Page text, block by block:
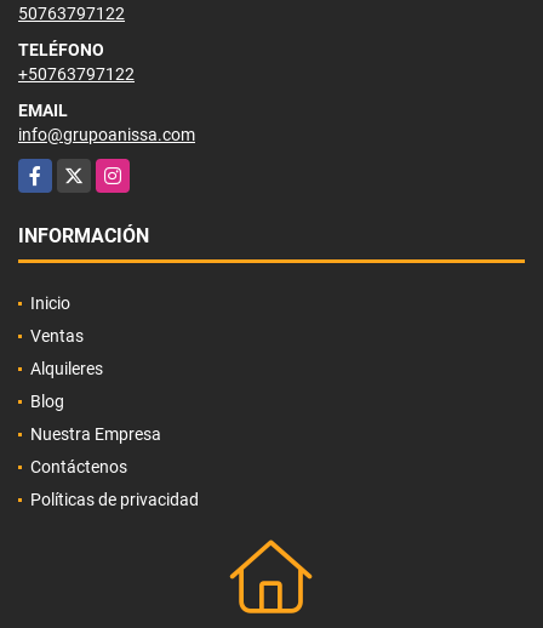
50763797122
TELÉFONO
+50763797122
EMAIL
info@grupoanissa.com
Facebook
X Instagram
INFORMACIÓN
Inicio
Ventas
Alquileres
Blog
Nuestra Empresa
Contáctenos
Políticas de privacidad